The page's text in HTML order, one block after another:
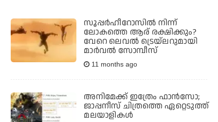
സൂപ്പര്‍ഹീറോസില്‍ നിന്ന്
ലോകത്തെ ആര് രക്ഷിക്കും?
വേറെ ലെവല്‍ ട്രെയ്‌ലറുമായി
മാര്‍വല്‍ സോമ്പീസ്
11 months ago
അനിമേക്ക് ഇത്രേം ഫാന്‍സോ;
ജാപ്പനീസ് ചിത്രത്തെ ഏറ്റെടുത്ത്
മലയാളികള്‍